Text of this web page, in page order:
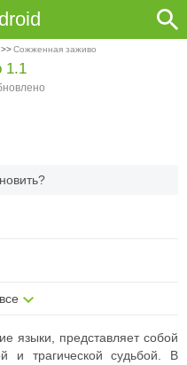
>>Сожженная заживо
1.1
языки, представляет собой
и трагической судьбой. В